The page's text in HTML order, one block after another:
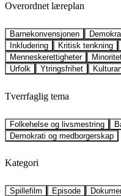
Overordnet læreplan
Barnekonvensjonen
Inkludering
Kritisk tenkning
Menneskerettigheter
Urfolk
Ytringsfrihet
Tverrfaglig tema
Folkehelse og livsmestring
Demokrati og medborgerskap
Kategori
Spillefilm Episode